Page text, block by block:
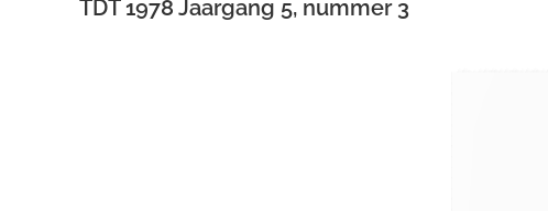
TDT 1978 Jaargang 5, nummer 3